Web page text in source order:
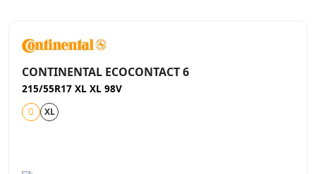
CONTINENTAL ECOCONTACT 6
215/55R17 XL XL 98V
XL